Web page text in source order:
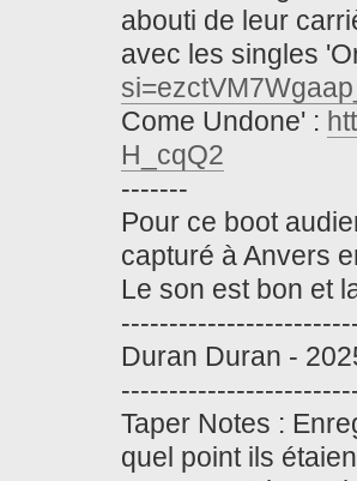
abouti de leur
avec les singles
Come Undone' :
H_cqQ2
-------
Pour ce boot
capturé à Anvers
Le son est bon et
Duran Duran -
Taper Notes :
quel point ils